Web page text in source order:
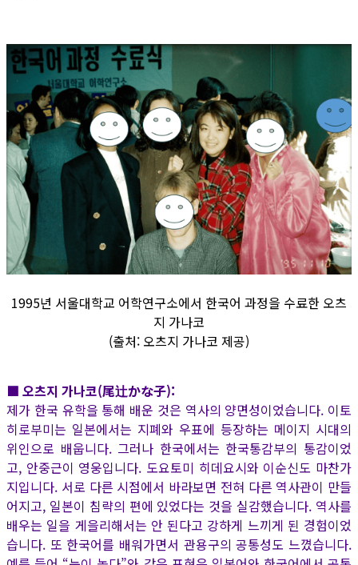
1995년 서울대학교 어학연구소에서 한국어 과정을 수료한 오츠
지 가나코
(출처: 오츠지 가나코 제공)
■ 오츠지 가나코(尾辻かな子):
제가 한국 유학을 통해 배운 것은 역사의 양면성이었습니다. 이토
히로부미는 일본에서는 지폐와 우표에 등장하는 메이지 시대의
위인으로 배웁니다. 그러나 한국에서는 한국통감부의 통감이었
고, 안중근이 영웅입니다. 도요토미 히데요시와 이순신도 마찬가
지입니다. 서로 다른 시점에서 바라보면 전혀 다른 역사관이 만들
어지고, 일본이 침략의 편에 있었다는 것을 실감했습니다. 역사를
배우는 일을 게을리해서는 안 된다고 강하게 느끼게 된 경험이었
습니다. 또 한국어를 배워가면서 관용구의 공통성도 느꼈습니다.